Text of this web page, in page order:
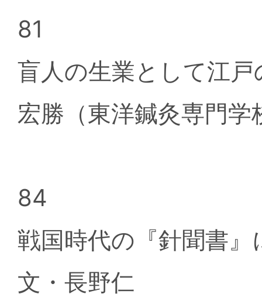
81
盲人の生業として江
宏勝（東洋鍼灸専門学
84
戦国時代の『針聞書
文・長野仁